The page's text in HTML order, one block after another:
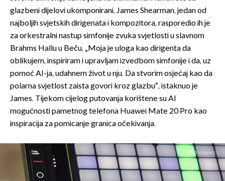
glazbeni dijelovi ukomponirani, James Shearman, jedan od
najboljih svjetskih dirigenata i kompozitora, rasporedio ih je
za orkestralni nastup simfonije zvuka svjetlosti u slavnom
Brahms Hallu u Beču. „Moja je uloga kao dirigenta da
oblikujem, inspiriram i upravljam izvedbom simfonije i da, uz
pomoć AI-ja, udahnem život u nju. Da stvorim osjećaj kao da
polarna svjetlost zaista govori kroz glazbu“, istaknuo je
James. Tijekom cijelog putovanja korištene su AI
mogućnosti pametnog telefona Huawei Mate 20 Pro kao
inspiracija za pomicanje granica očekivanja.